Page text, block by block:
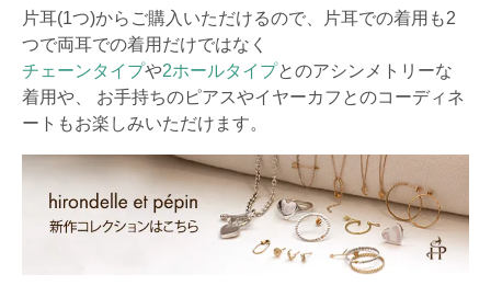
片耳(1つ)からご購入いただけるので、片耳での着用も2
つで両耳での着用だけではなく
チェーンタイプや2ホールタイプとのアシンメトリーな
着用や、 お手持ちのピアスやイヤーカフとのコーディネ
ートもお楽しみいただけます。